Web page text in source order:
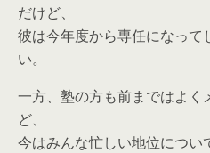
だけど、
彼は今年度から専任になって
い。
一方、塾の方も前まではよく
ど、
今はみんな忙しい地位につい